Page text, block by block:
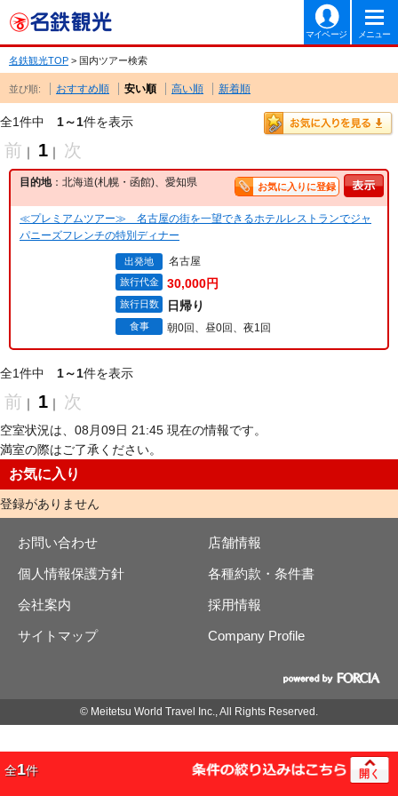
マイページ メニュー
名鉄観光TOP > 国内ツアー検索
並び順: おすすめ順 安い順 高い順 新着順
全1件中 1～1件を表示
前 ｜ 1 ｜ 次
目的地：北海道(札幌・函館)、愛知県 お気に入りに登録
≪プレミアムツアー≫ 名古屋の街を一望できるホテルレストランでジャ
パニーズフレンチの特別ディナー
出発地 名古屋
旅行代金 30,000円
旅行日数 日帰り
食事 朝0回、昼0回、夜1回
全1件中 1～1件を表示
前 ｜ 1 ｜ 次
空室状況は、08月09日 21:45 現在の情報です。
満室の際はご了承ください。
お気に入り
登録がありません
お問い合わせ 店舗情報
個人情報保護方針 各種約款・条件書
会社案内 採用情報
サイトマップ Company Profile
© Meitetsu World Travel Inc., All Rights Reserved.
全1件 開く